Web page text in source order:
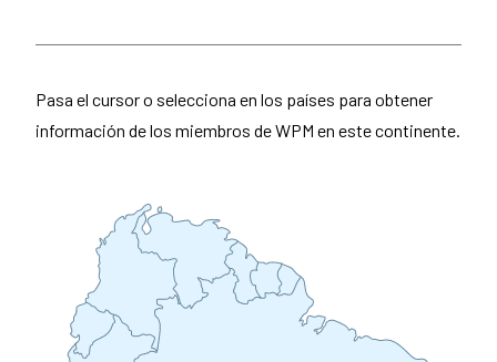
Pasa el cursor o selecciona en los países para obtener
información de los miembros de WPM en este continente.